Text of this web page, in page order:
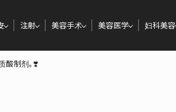
注射 美容手术 美容医学 妇科美容
酸制剂。❣️